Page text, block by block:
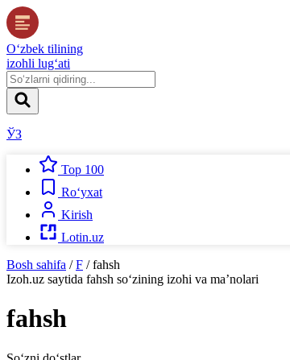
O‘zbek tilining
izohli lug‘ati
ЎЗ
Top 100
Ro‘yxat
Kirish
Lotin.uz
Bosh sahifa / F / fahsh
Izoh.uz saytida fahsh so‘zining izohi va ma’nolari
fahsh